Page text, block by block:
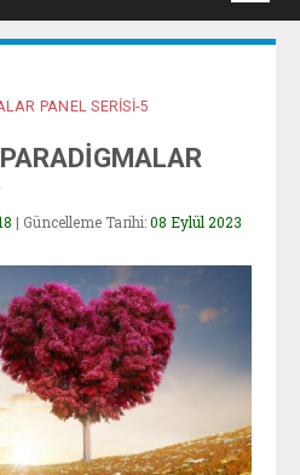
MERKEZLERI
MERKEZI (RASEM)
MÜZAKERELERI
PANEL SERİSİ-5
| Güncelleme Tarihi: 08 Eylül 2023